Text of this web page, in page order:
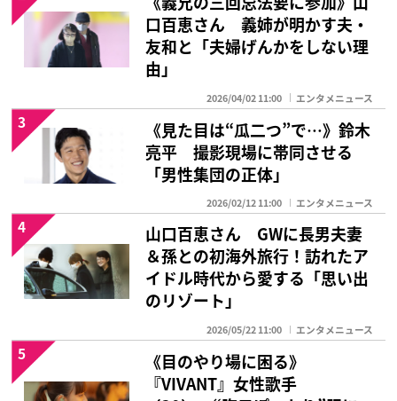
口百恵さん 義姉が明かす夫・
友和と「夫婦げんかをしない理
由」
2026/04/02 11:00 エンタメニュース
《見た目は“瓜二つ”で…》鈴木
亮平 撮影現場に帯同させる
「男性集団の正体」
2026/02/12 11:00 エンタメニュース
3
山口百恵さん GWに長男夫妻
＆孫との初海外旅行！訪れたア
イドル時代から愛する「思い出
のリゾート」
2026/05/22 11:00 エンタメニュース
4
《目のやり場に困る》
『VIVANT』女性歌手
5